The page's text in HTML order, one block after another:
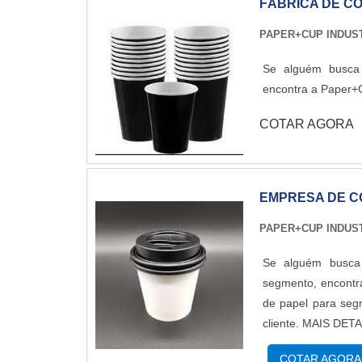
produzir um
realizadas as
que tenha
mas que mostram
segmento de
experiência, que
atender.A MAIOR
como frascos e
entendem a
em instalações
empresa que tem
uma entrega de
orçamento!
FÁBRICA DE
PAPER+CUP
Se alguém
encontra a
COTAR AGORA
EMPRESA DE
PAPER+CUP
Se alguém
segmento,
de papel para
cliente. MAIS
descartar
COTAR AGORA